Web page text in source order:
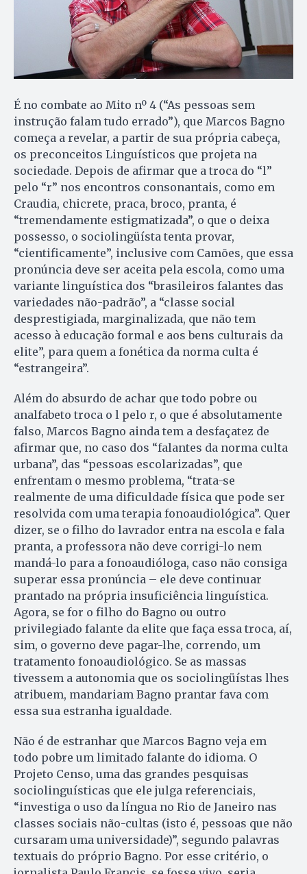
É no combate ao Mito nº 4 (“As pessoas sem
instrução falam tudo errado”), que Marcos Bagno
começa a revelar, a partir de sua própria cabeça,
os preconceitos Linguísticos que projeta na
sociedade. Depois de afirmar que a troca do “l”
pelo “r” nos encontros consonantais, como em
Craudia, chicrete, praca, broco, pranta, é
“tremendamente estigmatizada”, o que o deixa
possesso, o sociolingüísta tenta provar,
“cientificamente”, inclusive com Camões, que essa
pronúncia deve ser aceita pela escola, como uma
variante linguística dos “brasileiros falantes das
variedades não-padrão”, a “classe social
desprestigiada, marginalizada, que não tem
acesso à educação formal e aos bens culturais da
elite”, para quem a fonética da norma culta é
“estrangeira”.
Além do absurdo de achar que todo pobre ou
analfabeto troca o l pelo r, o que é absolutamente
falso, Marcos Bagno ainda tem a desfaçatez de
afirmar que, no caso dos “falantes da norma culta
urbana”, das “pessoas escolarizadas”, que
enfrentam o mesmo problema, “trata-se
realmente de uma dificuldade física que pode ser
resolvida com uma terapia fonoaudiológica”. Quer
dizer, se o filho do lavrador entra na escola e fala
pranta, a professora não deve corrigi-lo nem
mandá-lo para a fonoaudióloga, caso não consiga
superar essa pronúncia – ele deve continuar
prantado na própria insuficiência linguística.
Agora, se for o filho do Bagno ou outro
privilegiado falante da elite que faça essa troca, aí,
sim, o governo deve pagar-lhe, correndo, um
tratamento fonoaudiológico. Se as massas
tivessem a autonomia que os sociolingüístas lhes
atribuem, mandariam Bagno prantar fava com
essa sua estranha igualdade.
Não é de estranhar que Marcos Bagno veja em
todo pobre um limitado falante do idioma. O
Projeto Censo, uma das grandes pesquisas
sociolinguísticas que ele julga referenciais,
“investiga o uso da língua no Rio de Janeiro nas
classes sociais não-cultas (isto é, pessoas que não
cursaram uma universidade)”, segundo palavras
textuais do próprio Bagno. Por esse critério, o